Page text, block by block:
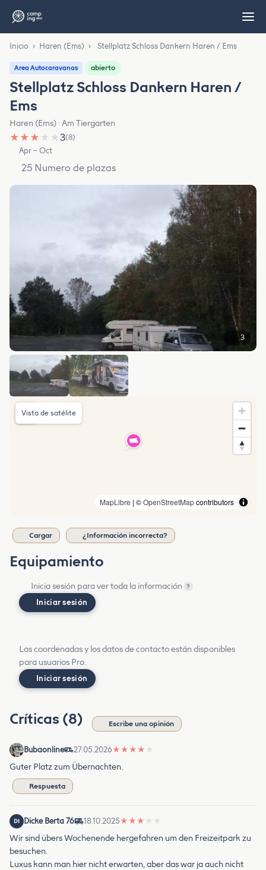
Inicio › Haren (Ems) › Stellplatz Schloss Dankern Haren / Ems
Area Autocaravanas abierto
Stellplatz Schloss Dankern Haren /
Ems
Haren (Ems) · Am Tiergarten
★ ★ ★ ★ ★3(8)
Apr – Oct
25 Numero de plazas
3
MapLibre | ©OpenStreetMapcontributors
Vista de satélite
Cargar ¿Información incorrecta?
Equipamiento
Inicia sesión para ver toda la información ?
Iniciar sesión
Las coordenadas y los datos de contacto están disponibles
para usuarios Pro.
Iniciar sesión
Críticas (8) Escribe una opinión
Bubaonline 27.05.2026★ ★ ★ ★ ★
Guter Platz zum Übernachten.
Respuesta
DI Dicke Berta 76 18.10.2025★ ★ ★ ★ ★
Wir sind übers Wochenende hergefahren um den Freizeitpark zu
besuchen.
Luxus kann man hier nicht erwarten, aber das war ja auch nicht